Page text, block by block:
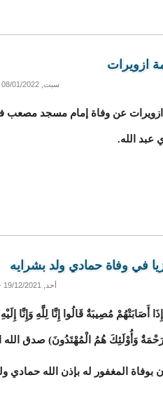
ازويرات
سبت, 08/01/2022 - 14:45
ازويرات عن وفاة إمام مسجد مصعب
عبد الله.
في وفاة حمادي ولد بشرايه
أحد, 19/12/2021 - 10:40
وَأُوْلَئِكَ هُمُ الْمُهْتَدُونَ) صدق الله
المغفور له بإذن الله حمادي